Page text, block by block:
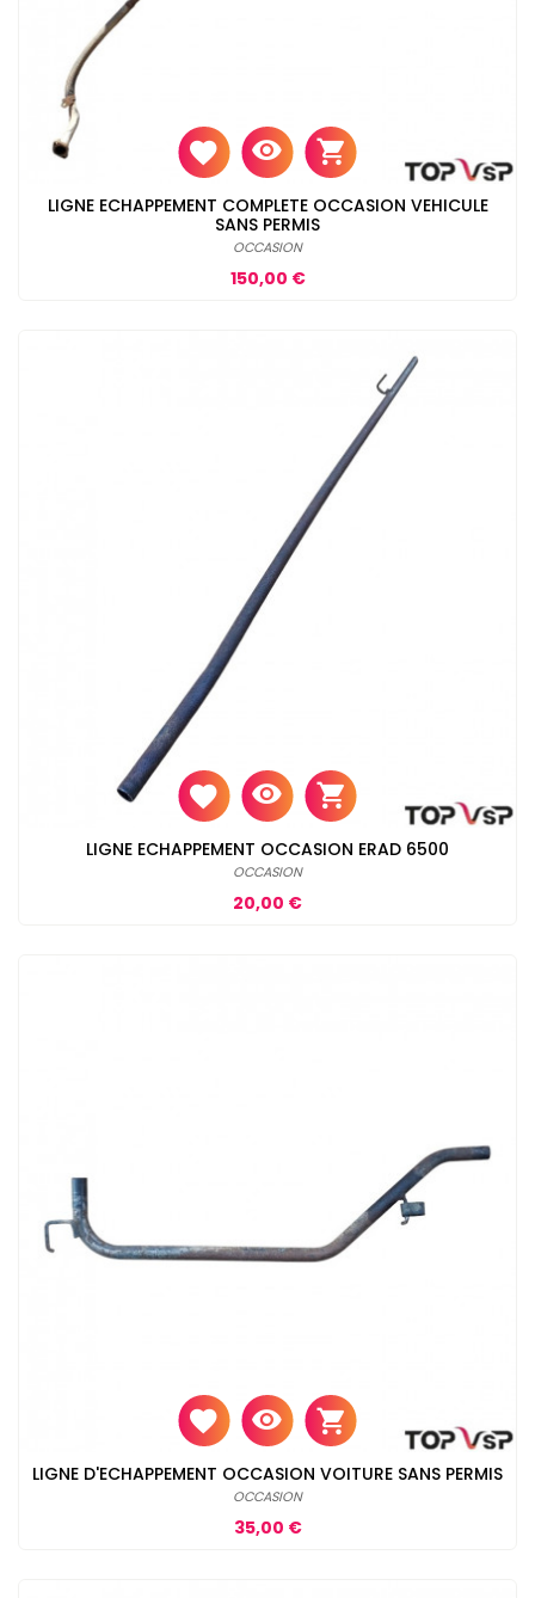
LIGNE ECHAPPEMENT COMPLETE OCCASION VEHICULE
SANS PERMIS
OCCASION
Prix
150,00 €
LIGNE ECHAPPEMENT OCCASION ERAD 6500
OCCASION
Prix
20,00 €
LIGNE D'ECHAPPEMENT OCCASION VOITURE SANS PERMIS
OCCASION
Prix
35,00 €